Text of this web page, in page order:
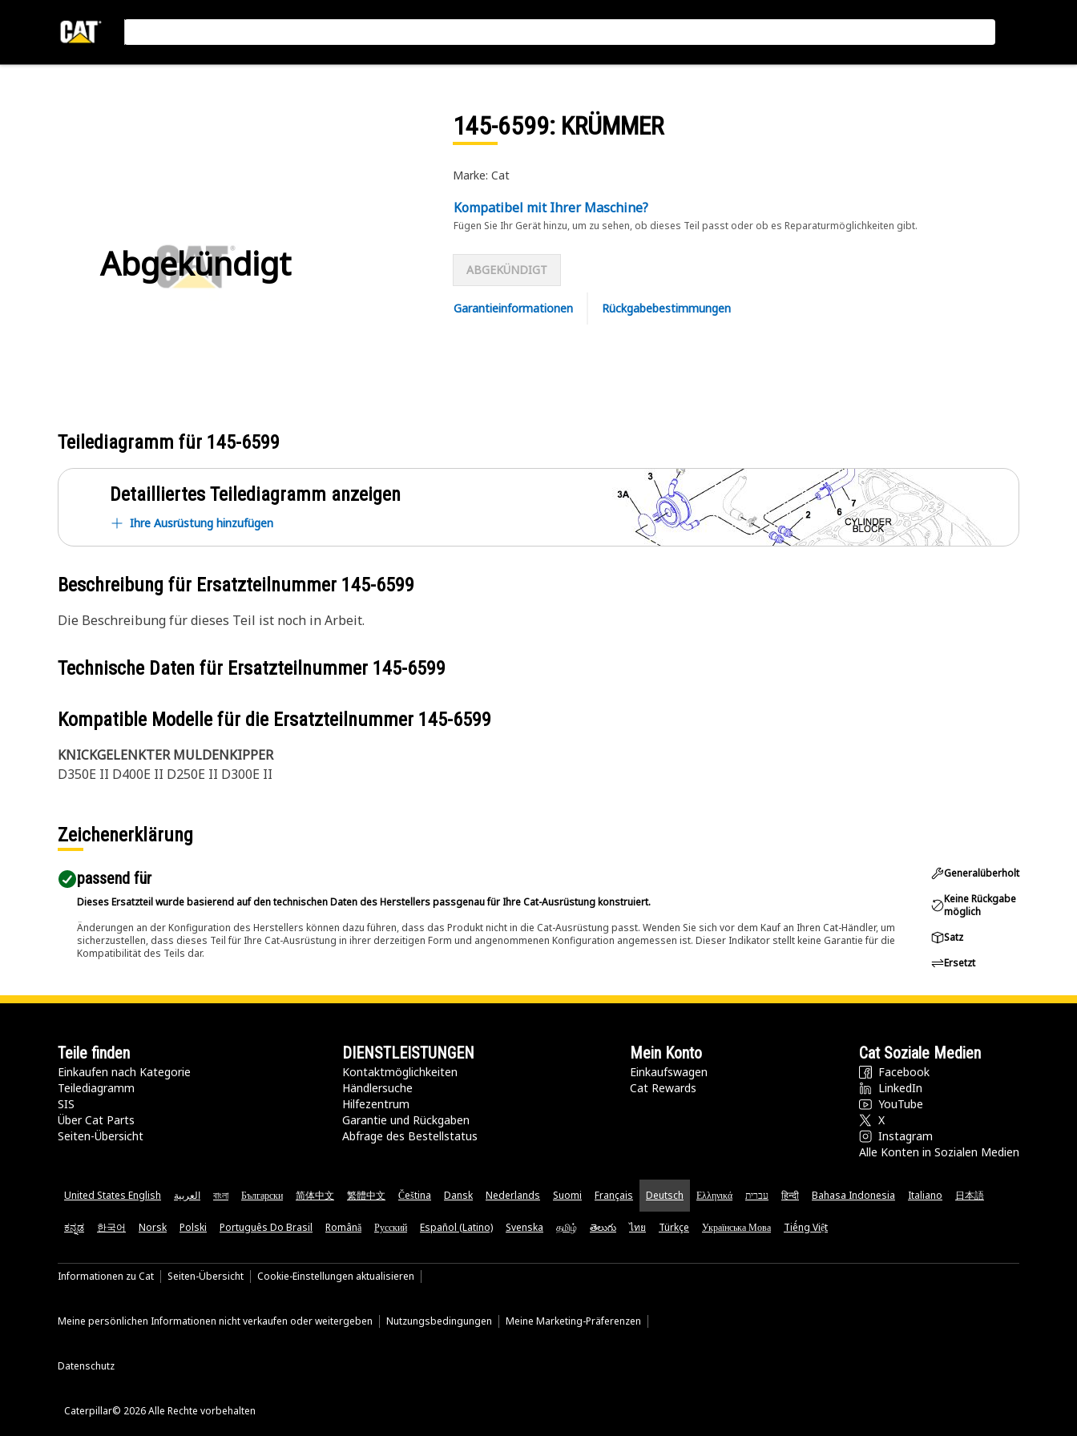
Abgekündigt
145-6599: KRÜMMER
Marke: Cat
Kompatibel mit Ihrer Maschine?
Fügen Sie Ihr Gerät hinzu, um zu sehen, ob dieses Teil passt oder ob es Reparaturmöglichkeiten gibt.
ABGEKÜNDIGT
Garantieinformationen Rückgabebestimmungen
Teilediagramm für 145-6599
Detailliertes Teilediagramm anzeigen
Ihre Ausrüstung hinzufügen
Beschreibung für Ersatzteilnummer 145-6599
Die Beschreibung für dieses Teil ist noch in Arbeit.
Technische Daten für Ersatzteilnummer 145-6599
Kompatible Modelle für die Ersatzteilnummer 145-6599
KNICKGELENKTER MULDENKIPPER
D350E II D400E II D250E II D300E II
Zeichenerklärung
passend für​
Dieses Ersatzteil wurde basierend auf den technischen Daten des Herstellers passgenau für Ihre Cat-Ausrüstung konstruiert.
Änderungen an der Konfiguration des Herstellers können dazu führen, dass das Produkt nicht in die Cat-Ausrüstung passt. Wenden Sie sich vor dem Kauf an Ihren Cat-Händler, um
sicherzustellen, dass dieses Teil für Ihre Cat-Ausrüstung in ihrer derzeitigen Form und angenommenen Konfiguration angemessen ist. Dieser Indikator stellt keine Garantie für die
Kompatibilität des Teils dar.
Generalüberholt
Keine Rückgabe
möglich
Satz
Ersetzt
Teile finden
Einkaufen nach Kategorie
Teilediagramm
SIS
Über Cat Parts
Seiten-Übersicht
DIENSTLEISTUNGEN
Kontaktmöglichkeiten​
Händlersuche
Hilfezentrum
Garantie und Rückgaben
Abfrage des Bestellstatus
Mein Konto
Einkaufswagen
Cat Rewards
Cat Soziale Medien
Facebook
LinkedIn
YouTube
X
Instagram
Alle Konten in Sozialen Medien
United States English العربية বাংলা Български 简体中文 繁體中文 Čeština Dansk Nederlands Suomi Français Deutsch Ελληνικά עברית हिन्दी Bahasa Indonesia Italiano 日本語
ಕನ್ನಡ 한국어 Norsk Polski Português Do Brasil Română Русский Español (Latino) Svenska தமிழ் తెలుగు ไทย Türkçe Українська Мова Tiếng Việt
Informationen zu Cat Seiten-Übersicht Cookie-Einstellungen aktualisieren
Meine persönlichen Informationen nicht verkaufen oder weitergeben Nutzungsbedingungen Meine Marketing-Präferenzen
Datenschutz
Caterpillar© 2026 Alle Rechte vorbehalten